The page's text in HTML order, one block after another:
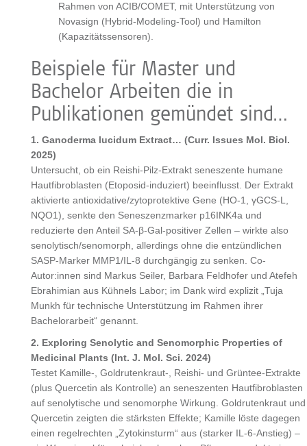
Rahmen von ACIB/COMET, mit Unterstützung von
Novasign (Hybrid-Modeling-Tool) und Hamilton
(Kapazitätssensoren).
Beispiele für Master und
Bachelor Arbeiten die in
Publikationen gemündet sind…
1. Ganoderma lucidum Extract… (Curr. Issues Mol. Biol.
2025)
Untersucht, ob ein Reishi-Pilz-Extrakt seneszente humane
Hautfibroblasten (Etoposid-induziert) beeinflusst. Der Extrakt
aktivierte antioxidative/zytoprotektive Gene (HO-1, γGCS-L,
NQO1), senkte den Seneszenzmarker p16INK4a und
reduzierte den Anteil SA-β-Gal-positiver Zellen – wirkte also
senolytisch/senomorph, allerdings ohne die entzündlichen
SASP-Marker MMP1/IL-8 durchgängig zu senken. Co-
Autor:innen sind Markus Seiler, Barbara Feldhofer und Atefeh
Ebrahimian aus Kühnels Labor; im Dank wird explizit „Tuja
Munkh für technische Unterstützung im Rahmen ihrer
Bachelorarbeit“ genannt.
2. Exploring Senolytic and Senomorphic Properties of
Medicinal Plants (Int. J. Mol. Sci. 2024)
Testet Kamille-, Goldrutenkraut-, Reishi- und Grüntee-Extrakte
(plus Quercetin als Kontrolle) an seneszenten Hautfibroblasten
auf senolytische und senomorphe Wirkung. Goldrutenkraut und
Quercetin zeigten die stärksten Effekte; Kamille löste dagegen
einen regelrechten „Zytokinsturm“ aus (starker IL-6-Anstieg) –